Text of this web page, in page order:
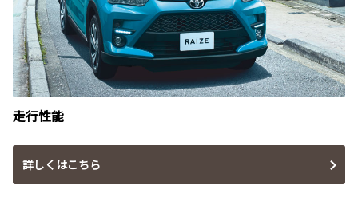
走行性能
詳しくはこちら